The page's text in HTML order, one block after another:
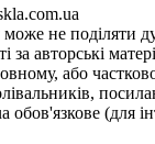
може не поділяти
за авторські
або
(для